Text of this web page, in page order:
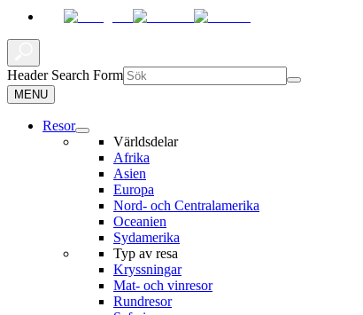
Header Search Form
MENU
Resor
Världsdelar
Afrika
Asien
Europa
Nord- och Centralamerika
Oceanien
Sydamerika
Typ av resa
Kryssningar
Mat- och vinresor
Rundresor